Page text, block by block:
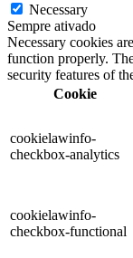
Necessary
Sempre ativado
Necessary cookies
function properly.
security features of
Cookie
cookielawinfo-
checkbox-analytics
cookielawinfo-
checkbox-functional